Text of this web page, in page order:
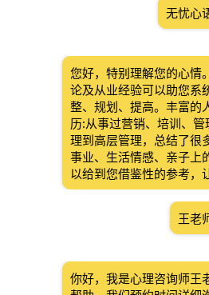
无忧心
您好，特别理解您的心情
论及从业经验可以助您系
整、规划、提高。丰富的
历:从事过营销、培训、管
理到高层管理，总结了很
事业、生活情感、亲子上
以给到您借鉴性的参考，
王老
你好，我是心理咨询师王